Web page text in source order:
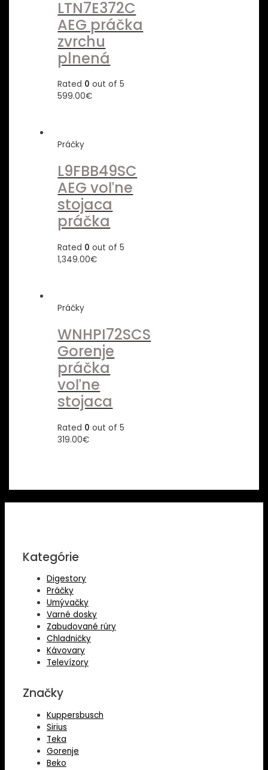
LTN7E372C
AEG práčka
zvrchu
plnená
Rated 0 out of 5
599.00€
Práčky
L9FBB49SC
AEG voľne
stojaca
práčka
Rated 0 out of 5
1,349.00€
Práčky
WNHPI72SCS
Gorenje
práčka
voľne
stojaca
Rated 0 out of 5
319.00€
Kategórie
Digestory
Práčky
Umývačky
Varné dosky
Zabudované rúry
Chladničky
Kávovary
Televízory
Značky
Kuppersbusch
Sirius
Teka
Gorenje
Beko